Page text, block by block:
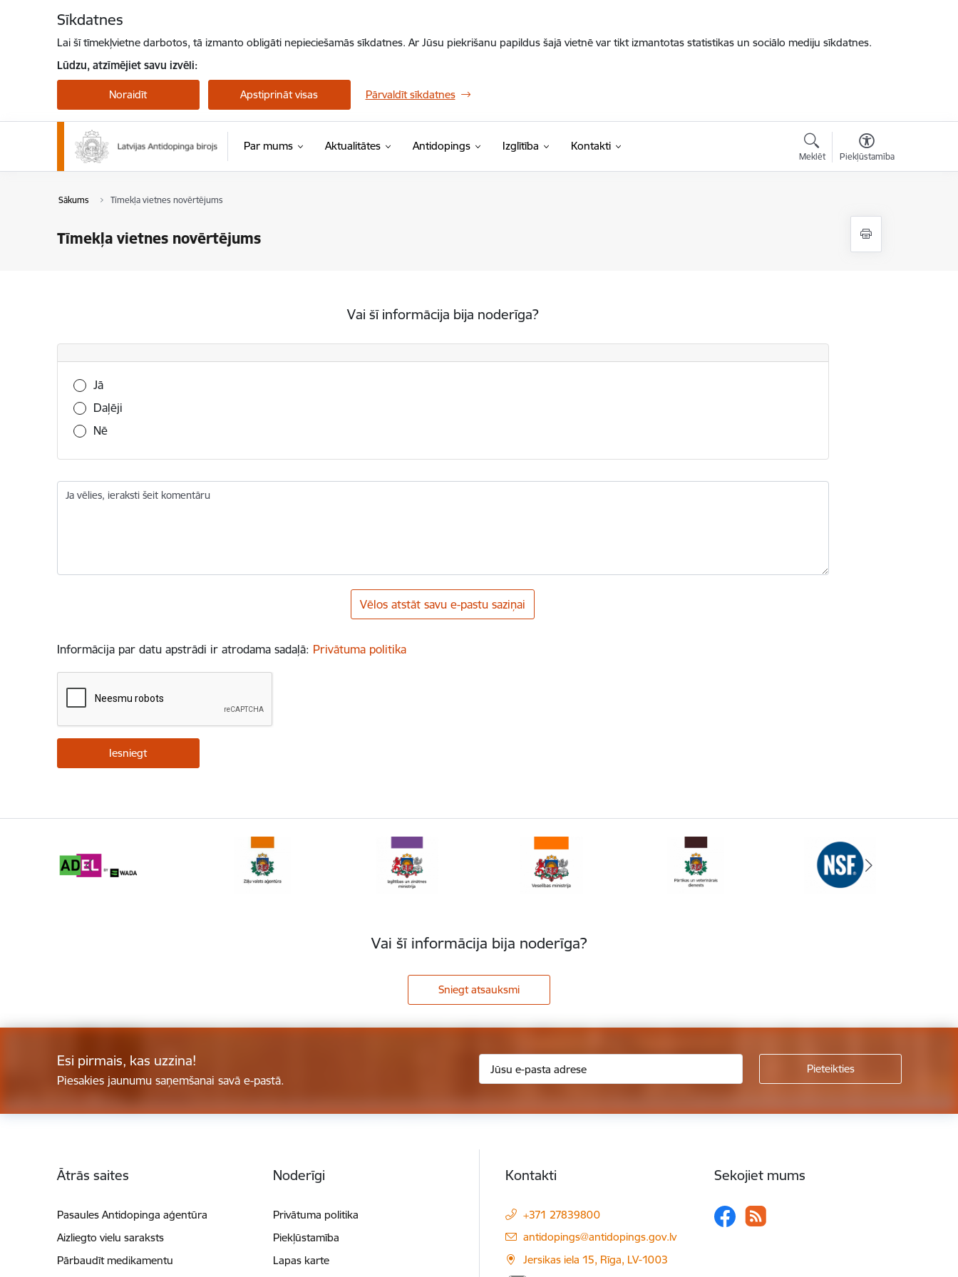
Sīkdatnes
Lai šī tīmekļvietne darbotos, tā izmanto obligāti nepieciešamās sīkdatnes. Ar Jūsu piekrišanu papildus šajā vietnē var tikt izmantotas statistikas un sociālo mediju sīkdatnes.
Lūdzu, atzīmējiet savu izvēli:
Noraidīt Apstiprināt visas Pārvaldīt sīkdatnes
Par mums Aktualitātes Antidopings Izglītība Kontakti
Meklēt Piekļūstamība
Sākums Tīmekļa vietnes novērtējums
Tīmekļa vietnes novērtējums
Vai šī informācija bija noderīga?
Vai šī informācija bija noderīga?
Jā
Daļēji
Nē
Ja vēlies, ieraksti šeit komentāru
Vēlos atstāt savu e-pastu saziņai
Informācija par datu apstrādi ir atrodama sadaļā: Privātuma politika
Vai šī informācija bija noderīga?
Sniegt atsauksmi
Esi pirmais, kas uzzina!
Piesakies jaunumu saņemšanai savā e-pastā.
Ātrās saites
Pasaules Antidopinga aģentūra
Aizliegto vielu saraksts
Pārbaudīt medikamentu
Noderīgi
Privātuma politika
Piekļūstamība
Lapas karte
Kontakti
+371 27839800
E-pasts:
antidopings@antidopings.gov.lv
Jersikas iela 15, Rīga, LV-1003
Sekojiet mums